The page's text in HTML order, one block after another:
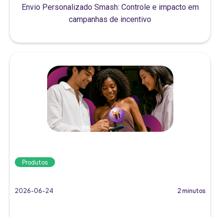
Envio Personalizado Smash: Controle e impacto em
campanhas de incentivo
Produtos
2026-06-24 2 minutos